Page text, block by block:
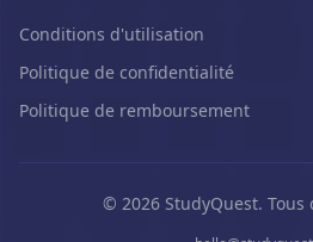
Conditions d'utilisation
Politique de confidentialité
Politique de remboursement
© 2026 StudyQuest. Tous